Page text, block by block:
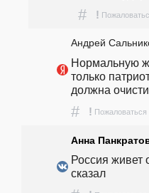
# !
Андрей
Нормальную
только
# ! Пожаловаться
Анна
Россия живет
сказал